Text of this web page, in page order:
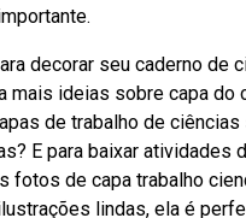
decorar seu caderno de
mais ideias sobre capa
de trabalho de
E para baixar
fotos de capa trabalho
lindas, ela é